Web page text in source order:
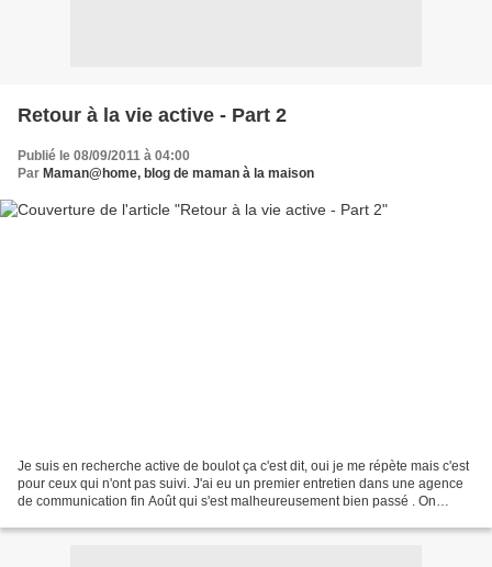
Retour à la vie active - Part 2
Publié le 08/09/2011 à 04:00
Par Maman@home, blog de maman à la maison
Je suis en recherche active de boulot ça c'est dit, oui je me répète mais c'est
pour ceux qui n'ont pas suivi. J'ai eu un premier entretien dans une agence
de communication fin Août qui s'est malheureusement bien passé . On